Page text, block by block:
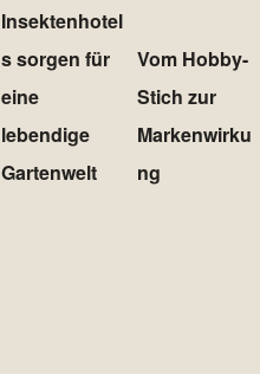
Insektenhotel
s sorgen für
eine
lebendige
Gartenwelt
Vom Hobby-
Stich zur
Markenwirku
ng